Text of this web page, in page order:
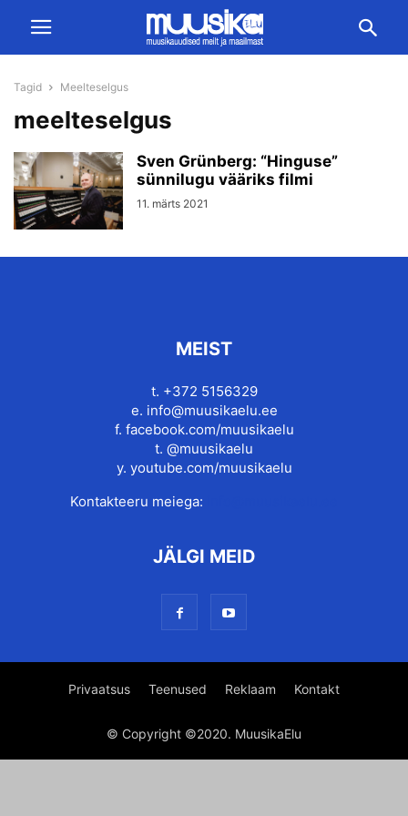
Tagid Meelteselgus
meelteselgus
Sven Grünberg: “Hinguse”
sünnilugu vääriks filmi
11. märts 2021
MEIST
t. +372 5156329
e. info@muusikaelu.ee
f. facebook.com/muusikaelu
t. @muusikaelu
y. youtube.com/muusikaelu
Kontakteeru meiega:
JÄLGI MEID
Privaatsus Teenused Reklaam Kontakt
© Copyright ©2020. MuusikaElu